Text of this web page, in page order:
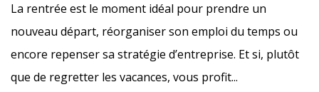
La rentrée est le moment idéal pour prendre un
nouveau départ, réorganiser son emploi du temps ou
encore repenser sa stratégie d’entreprise. Et si, plutôt
que de regretter les vacances, vous profit...